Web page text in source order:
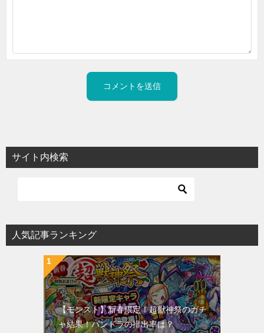
サイト内検索
人気記事ランキング
【モンスト】新春限定！超獣神祭のガチ
ャ結果！パンドラの排出率は？